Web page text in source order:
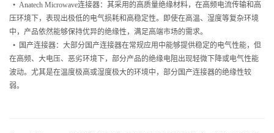
• Anatech Microwave连接器：其采用的高质量绝缘材料，在高频电流传输和高
压环境下，表现出极低的电气损耗和高稳定性。即使在高温、湿度等复杂环境
中，产品依然能够保持优异的绝缘性，满足高端市场的需求。
• 国产连接器：大部分国产连接器在常规应用中能够提供稳定的电气性能，但
在高频、大电压、恶劣环境下，部分产品的绝缘电阻出现轻微下降或电气性能
波动。尤其是在温度极高或湿度极大的环境中，部分国产连接器的绝缘性较
弱。